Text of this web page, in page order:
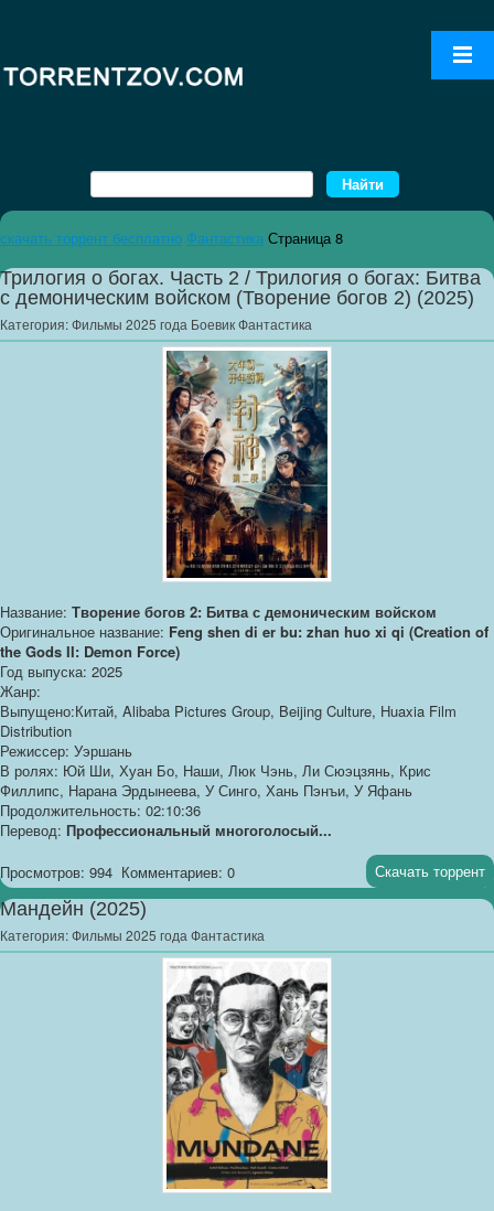
скачать торрент бесплатно Фантастика Страница 8
Трилогия о богах. Часть 2 / Трилогия о богах: Битва
с демоническим войском (Творение богов 2) (2025)
Категория:Фильмы 2025 года Боевик Фантастика
Название: Творение богов 2: Битва с демоническим войском
Оригинальное название: Feng shen di er bu: zhan huo xi qi (Creation of
the Gods II: Demon Force)
Год выпуска: 2025
Жанр:
Выпущено:Китай, Alibaba Pictures Group, Beijing Culture, Huaxia Film
Distribution
Режиссер: Уэршань
В ролях: Юй Ши, Хуан Бо, Наши, Люк Чэнь, Ли Сюэцзянь, Крис
Филлипс, Нарана Эрдынеева, У Синго, Хань Пэнъи, У Яфань
Продолжительность: 02:10:36
Перевод: Профессиональный многоголосый...
Просмотров: 994 Комментариев: 0 Скачать торрент
Мандейн (2025)
Категория:Фильмы 2025 года Фантастика